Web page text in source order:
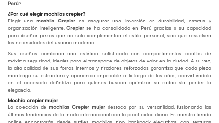
Perú?
¿Por qué elegir mochilas crepier?
Elegir una mochila Crepier es asegurar una inversión en durabilidad, estatus y
organización inteligente. Crepier se ha consolidado en Perú gracias a su capacidad
para diseñar piezas que no solo complementan el estilo personal, sino que resuelven
las necesidades del usuario moderno.
Sus diseños combinan una estética sofisticada con compartimentos ocultos de
máxima seguridad, ideales para el transporte de objetos de valor en la ciudad. A su vez,
la alta calidad de sus forros internos y tiradores reforzados garantiza que cada pieza
mantenga su estructura y apariencia impecable a lo largo de los años, convirtiéndola
en el accesorio definitivo para quienes buscan optimizar su rutina sin perder la
elegancia.
Mochila crepier mujer
La colección de mochilas Crepier mujer destaca por su versatilidad, fusionando las
últimas tendencias de la moda internacional con la practicidad diaria. En nuestra tienda